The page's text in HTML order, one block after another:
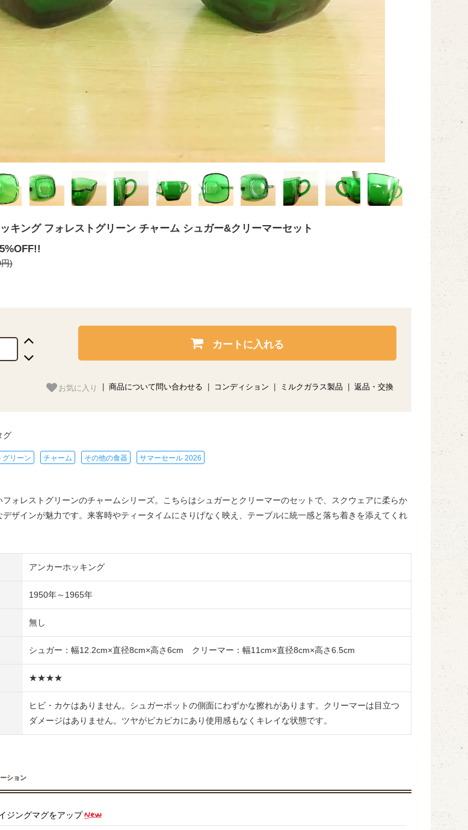
キング フォレストグリーン チャーム シュガー&クリーマーセット
)
カートに入れる
お気に入り 商品について問い合わせる コンディション ミルクガラス製品 返品・交換
グ
グリーン チャーム その他の食器 サマーセール 2026
ォレストグリーンのチャームシリーズ。こちらはシュガーとクリーマーのセットで、スクウェアに柔らか
ザインが魅力です。来客時やティータイムにさりげなく映え、テーブルに統一感と落ち着きを添えてくれ
アンカーホッキング
1950年～1965年
無し
シュガー：幅12.2cm×直径8cm×高さ6cm クリーマー：幅11cm×直径8cm×高さ6.5cm
★★★★
ヒビ・カケはありません。シュガーポットの側面にわずかな擦れがあります。クリーマーは目立つ
ダメージはありません。ツヤがピカピカにあり使用感もなくキレイな状態です。
ション
ジングマグをアップ